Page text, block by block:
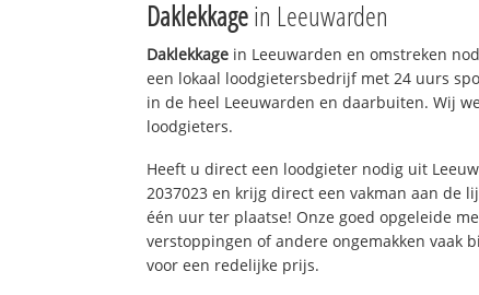
Daklekkagein Leeuwarden
Daklekkage in Leeuwarden en omstreken
een lokaal loodgietersbedrijf met 24 uurs
in de heel Leeuwarden en daarbuiten. Wij
loodgieters.
Heeft u direct een loodgieter nodig uit
2037023 en krijg direct een vakman aan de
één uur ter plaatse! Onze goed opgeleide
verstoppingen of andere ongemakken vaak
voor een redelijke prijs.